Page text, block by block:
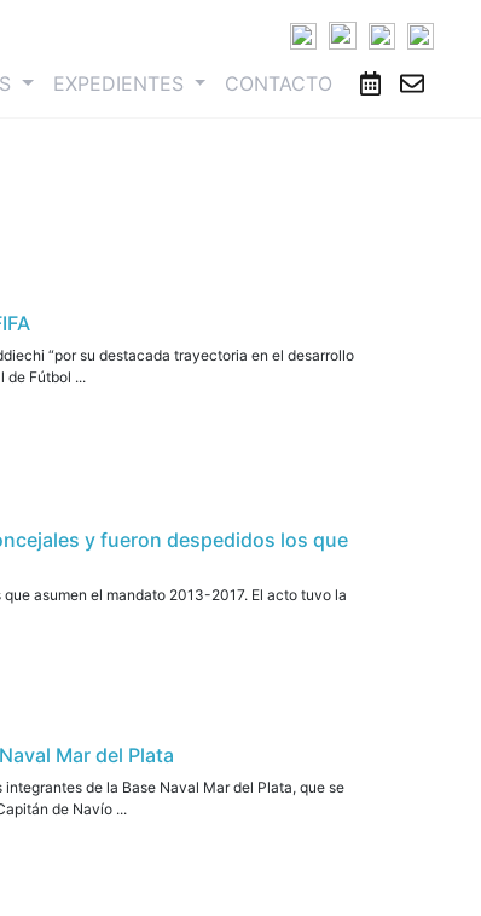
EXPEDIENTES CONTACTO
“por su destacada trayectoria en el desarrollo
de Fútbol ...
y fueron despedidos los que
asumen el mandato 2013-2017. El acto tuvo la
Mar del Plata
de la Base Naval Mar del Plata, que se
de Navío ...